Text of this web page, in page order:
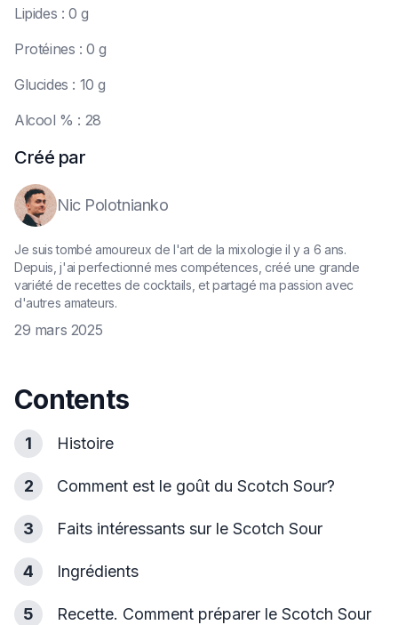
Lipides : 0 g
Protéines : 0 g
Glucides : 10 g
Alcool % : 28
Créé par
Nic Polotnianko
Je suis tombé amoureux de l'art de la mixologie il y a 6 ans.
Depuis, j'ai perfectionné mes compétences, créé une grande
variété de recettes de cocktails, et partagé ma passion avec
d'autres amateurs.
29 mars 2025
Contents
1 Histoire
2 Comment est le goût du Scotch Sour?
3 Faits intéressants sur le Scotch Sour
4 Ingrédients
5 Recette. Comment préparer le Scotch Sour